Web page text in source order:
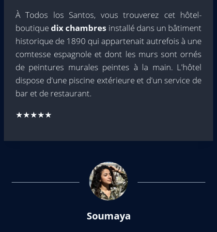
À Todos los Santos, vous trouverez cet hôtel-
boutiquedix chambres installé dans un bâtiment
historique de 1890 qui appartenait autrefois à une
comtesse espagnole et dont les murs sont ornés
de peintures murales peintes à la main. L'hôtel
dispose d'une piscine extérieure et d'un service de
bar et de restaurant.
★★★★★
Soumaya